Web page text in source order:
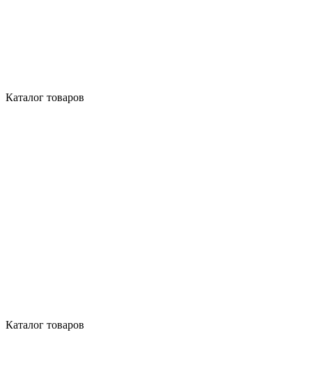
Каталог товаров
Каталог товаров